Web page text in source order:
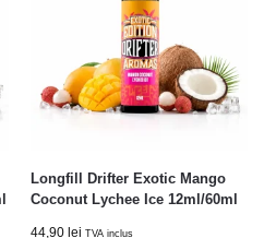
Longfill Drifter Exotic Mango
Coconut Lychee Ice 12ml/60ml
44,90 lei TVA inclus